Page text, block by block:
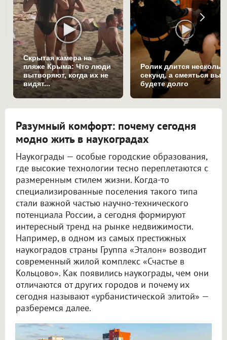
Скрытая камера на
пляже Крыма: Что люди
вытворяют, когда их не
видят...
Ролик длится
секунд, а смеяться вы
будете долго
Разумный комфорт: почему сегодня
модно жить в наукоградах
Наукограды — особые городские образования,
где высокие технологии тесно переплетаются с
размеренным стилем жизни. Когда-то
специализированные поселения такого типа
стали важной частью научно-технического
потенциала России, а сегодня формируют
интересный тренд на рынке недвижимости.
Например, в одном из самых престижных
наукоградов страны Группа «Эталон» возводит
современный жилой комплекс «Счастье в
Кольцово». Как появились наукограды, чем они
отличаются от других городов и почему их
сегодня называют «урбанистической элитой» —
разберемся далее.